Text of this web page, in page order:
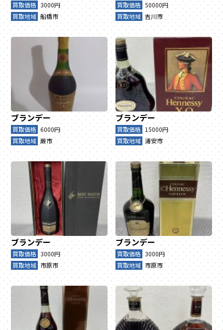
買取価格 3000円
買取地域 船橋市
買取価格 50000円
買取地域 吉川市
ブランデー
買取価格 6000円
買取地域 蕨市
ブランデー
買取価格 15000円
買取地域 浦安市
ブランデー
買取価格 3000円
買取地域 市原市
ブランデー
買取価格 3000円
買取地域 市原市